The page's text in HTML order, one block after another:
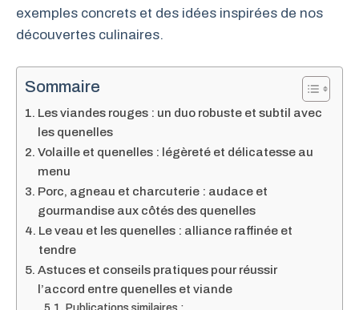
exemples concrets et des idées inspirées de nos
découvertes culinaires.
Sommaire
Les viandes rouges : un duo robuste et subtil avec
les quenelles
Volaille et quenelles : légèreté et délicatesse au
menu
Porc, agneau et charcuterie : audace et
gourmandise aux côtés des quenelles
Le veau et les quenelles : alliance raffinée et
tendre
Astuces et conseils pratiques pour réussir
l’accord entre quenelles et viande
Publications similaires :